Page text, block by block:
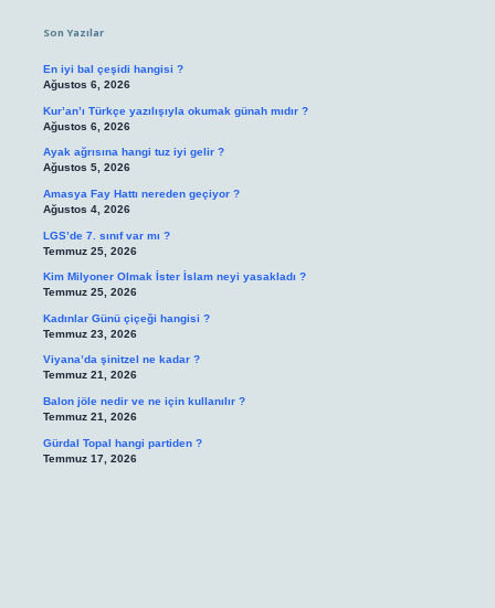
Son Yazılar
En iyi bal çeşidi hangisi ?
Ağustos 6, 2026
Kur’an’ı Türkçe yazılışıyla okumak günah mıdır ?
Ağustos 6, 2026
Ayak ağrısına hangi tuz iyi gelir ?
Ağustos 5, 2026
Amasya Fay Hattı nereden geçiyor ?
Ağustos 4, 2026
LGS’de 7. sınıf var mı ?
Temmuz 25, 2026
Kim Milyoner Olmak İster İslam neyi yasakladı ?
Temmuz 25, 2026
Kadınlar Günü çiçeği hangisi ?
Temmuz 23, 2026
Viyana’da şinitzel ne kadar ?
Temmuz 21, 2026
Balon jöle nedir ve ne için kullanılır ?
Temmuz 21, 2026
Gürdal Topal hangi partiden ?
Temmuz 17, 2026